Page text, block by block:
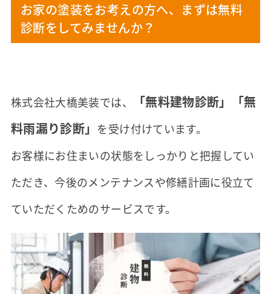
お家の塗装をお考えの方へ、まずは無料
診断をしてみませんか？
株式会社大橋美装では、
「無料建物診断」「無
料雨漏り診断」 を受け付けています。
お客様にお住まいの状態をしっかりと把握してい
ただき、今後のメンテナンスや修繕計画に役立て
ていただくためのサービスです。